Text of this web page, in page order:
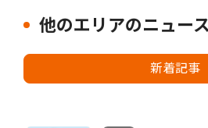
他のエリアのニュース
新着記事